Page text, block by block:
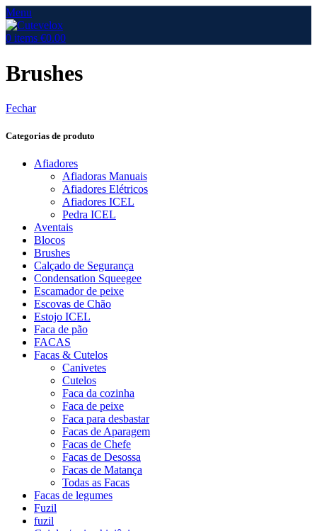
Menu
0 items €0.00
Brushes
Fechar
Categorias de produto
Afiadores
Afiadoras Manuais
Afiadores Elétricos
Afiadores ICEL
Pedra ICEL
Aventais
Blocos
Brushes
Calçado de Segurança
Condensation Squeegee
Escamador de peixe
Escovas de Chão
Estojo ICEL
Faca de pão
FACAS
Facas & Cutelos
Canivetes
Cutelos
Faca da cozinha
Faca de peixe
Faca para desbastar
Facas de Aparagem
Facas de Chefe
Facas de Desossa
Facas de Matança
Todas as Facas
Facas de legumes
Fuzil
fuzil